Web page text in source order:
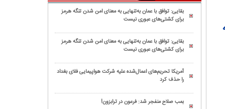
بقایی: توافق با عمان به‌تنهایی به معنای امن شدن تنگه هرمز
برای کشتی‌های عبوری نیست
بقایی: توافق با عمان به‌تنهایی به معنای امن شدن تنگه هرمز
برای کشتی‌های عبوری نیست
آمریکا تحریم‌های اعمال‌شده علیه شرکت هواپیمایی فلای بغداد
را حذف کرد
بمب صلاح منفجر شد: فرعون در ترابزون!